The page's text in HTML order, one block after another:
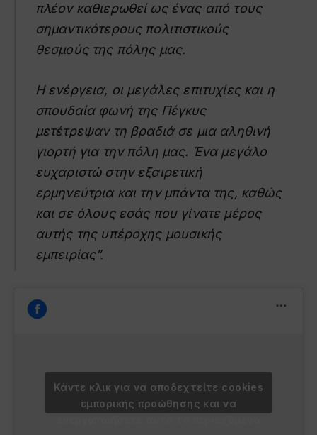
πλέον καθιερωθεί ως ένας από τους
σημαντικότερους πολιτιστικούς
θεσμούς της πόλης μας.
Η ενέργεια, οι μεγάλες επιτυχίες και η
σπουδαία φωνή της Πέγκυς
μετέτρεψαν τη βραδιά σε μια αληθινή
γιορτή για την πόλη μας. Ένα μεγάλο
ευχαριστώ στην εξαιρετική
ερμηνεύτρια και την μπάντα της, καθώς
και σε όλους εσάς που γίνατε μέρος
αυτής της υπέροχης μουσικής
εμπειρίας”.
Κάντε κλικ για να αποδεχτείτε cookies
εμπορικής προώθησης και να